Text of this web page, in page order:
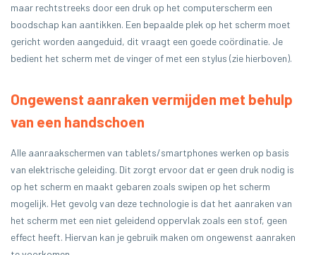
maar rechtstreeks door een druk op het computerscherm een
boodschap kan aantikken. Een bepaalde plek op het scherm moet
gericht worden aangeduid, dit vraagt een goede coördinatie. Je
bedient het scherm met de vinger of met een stylus (zie hierboven).
Ongewenst aanraken vermijden met behulp
van een handschoen
Alle aanraakschermen van tablets/smartphones werken op basis
van elektrische geleiding. Dit zorgt ervoor dat er geen druk nodig is
op het scherm en maakt gebaren zoals swipen op het scherm
mogelijk. Het gevolg van deze technologie is dat het aanraken van
het scherm met een niet geleidend oppervlak zoals een stof, geen
effect heeft. Hiervan kan je gebruik maken om ongewenst aanraken